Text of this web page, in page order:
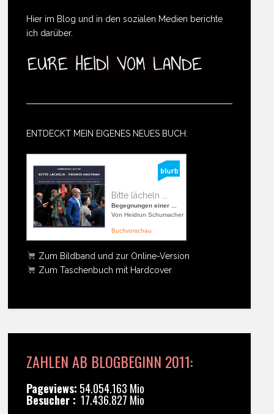
Hier im Blog und in den sozialen Medien berichte
ich darüber.
ENTDECKT MEIN EIGENES NEUES BUCH:
Bitte lächeln ...
Begegnungen einer ...
Von Heidrun Schumacher
Buchvorschau
Zum Bildband und zur Online-Version
Zum Taschenbuch mit Hardcover
ZAHLEN AB BLOGBEGINN 2011:
Pageviews: 54.054.163 Mio
Besucher : 17.436.827 Mio